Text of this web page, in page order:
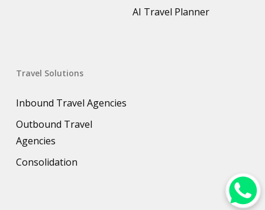
AI Travel Planner
Travel Solutions
Inbound Travel Agencies
Outbound Travel
Agencies
Consolidation